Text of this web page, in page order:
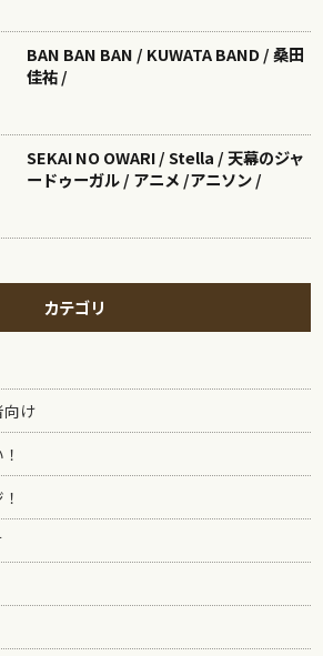
BAN BAN BAN / KUWATA BAND / 桑田
佳祐 /
SEKAI NO OWARI / Stella / 天幕のジャ
ードゥーガル / アニメ /アニソン /
カテゴリ
向け